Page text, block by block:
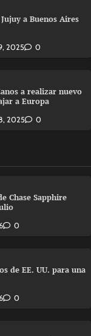
a Buenos Aires
2025 0
a realizar nuevo
a Europa
2025 0
Chase Sapphire
0
de EE. UU. para una
0